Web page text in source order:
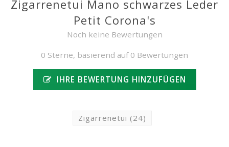
Zigarrenetui Mano schwarzes Leder
Petit Corona's
Noch keine Bewertungen
0 Sterne, basierend auf 0 Bewertungen
IHRE BEWERTUNG HINZUFÜGEN
Zigarrenetui (24)